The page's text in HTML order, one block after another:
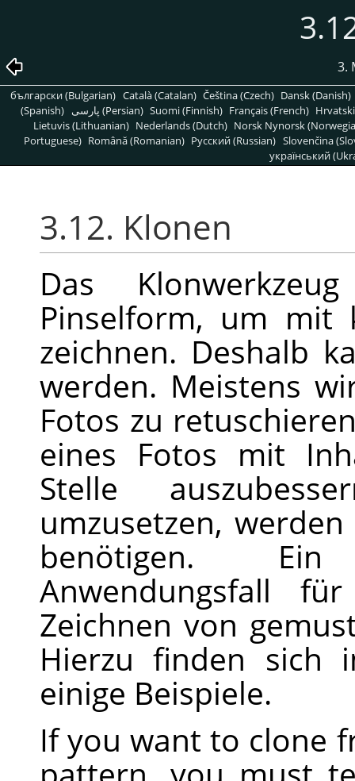
3.
български (Bulgarian) Català (Catalan) Čeština (Czech) Dansk (Danish)
(Spanish)
پارسی (Persian) Suomi (Finnish) Français (French)
Lietuvis (Lithuanian) Nederlands (Dutch) Norsk Nynorsk
Portuguese) Română (Romanian) Pусский (Russian) Slovenčina
український
3.12. Klonen
Das
Pinselform, um mit
zeichnen. Deshalb
werden. Meistens
Fotos zu
eines Fotos mit
Stelle
umzusetzen,
benötigen.
Anwendungsfall
Zeichnen von
Hierzu finden
einige Beispiele.
If you want to clone